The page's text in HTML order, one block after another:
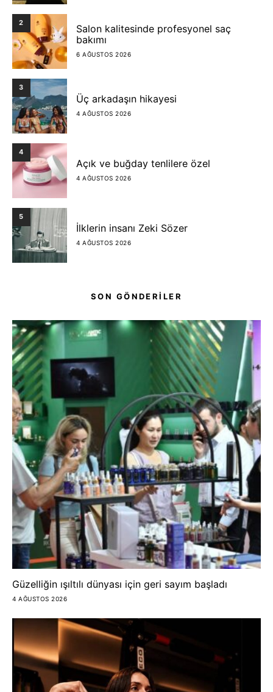
2
Salon kalitesinde profesyonel saç
bakımı
6 AĞUSTOS 2026
3
Üç arkadaşın hikayesi
4 AĞUSTOS 2026
4
Açık ve buğday tenlilere özel
4 AĞUSTOS 2026
5
İlklerin insanı Zeki Sözer
4 AĞUSTOS 2026
SON GÖNDERİLER
Güzelliğin ışıltılı dünyası için geri sayım başladı
4 AĞUSTOS 2026